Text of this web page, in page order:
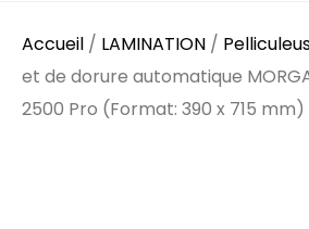
Accueil / LAMINATION /
et de dorure automatique
2500 Pro (Format: 390 x 715 mm)